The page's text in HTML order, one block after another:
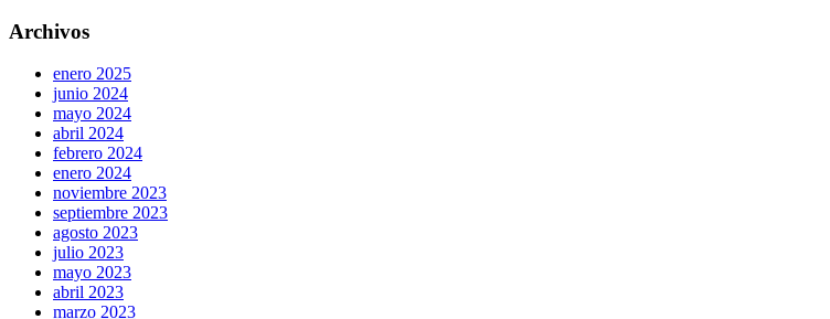
Archivos
enero 2025
junio 2024
mayo 2024
abril 2024
febrero 2024
enero 2024
noviembre 2023
septiembre 2023
agosto 2023
julio 2023
mayo 2023
abril 2023
marzo 2023